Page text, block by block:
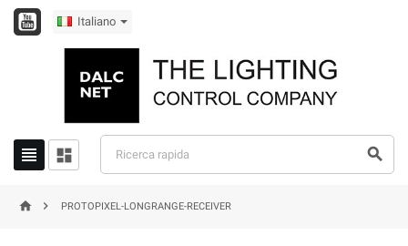
Italiano
  
  PROTOPIXEL-LONGRANGE-RECEIVER